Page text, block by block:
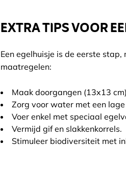
EXTRA TIPS VOOR
Een egelhuisje is de eerste
maatregelen:
Maak doorgangen (13x13
Zorg voor water met een
Voer enkel met speciaal
Vermijd gif en slakkenkorrels.
Stimuleer biodiversiteit met